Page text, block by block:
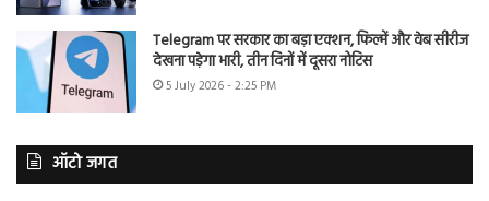
Telegram पर सरकार का बड़ा एक्शन, फिल्में और वेब सीरीज
देखना पड़ेगा भारी, तीन दिनों में दूसरा नोटिस
5 July 2026 - 2:25 PM
ऑटो जगत